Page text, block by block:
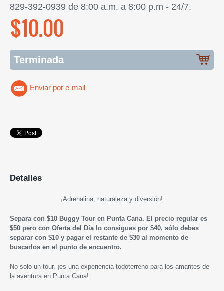
829-392-0939 de 8:00 a.m. a 8:00 p.m - 24/7.
$10.00
Terminada
Enviar por e-mail
Detalles
¡Adrenalina, naturaleza y diversión!
Separa con $10 Buggy Tour en Punta Cana. El precio regular es
$50 pero con Oferta del Día lo consigues por $40, sólo debes
separar con $10 y pagar el restante de $30 al momento de
buscarlos en el punto de encuentro.
No solo un tour, ¡es una experiencia todoterreno para los amantes de
la aventura en Punta Cana!